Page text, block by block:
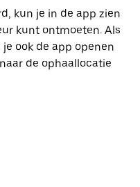
kun je in de app zien
kunt ontmoeten. Als
ook de app openen
de ophaallocatie